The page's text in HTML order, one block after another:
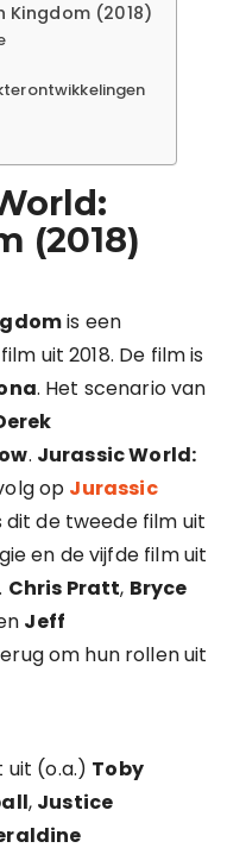
Kingdom (2018)
(2018)
is een
uit 2018. De film is
. Het scenario van
. Jurassic World:
op Jurassic
dit de tweede film uit
en de vijfde film uit
Chris Pratt, Bryce
Jeff
om hun rollen uit
uit (o.a.) Toby
, Justice